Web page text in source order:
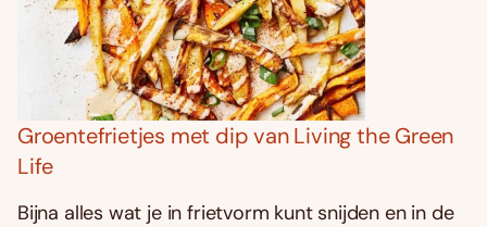
Groentefrietjes met dip van Living the Green
Life
Bijna alles wat je in frietvorm kunt snijden en in de